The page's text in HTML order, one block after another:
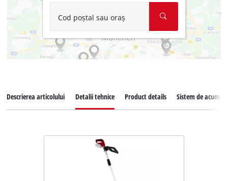
Cod poștal sau oraș
Descrierea articolului Detalii tehnice Product details Sistem de